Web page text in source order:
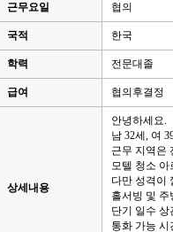
근무요일 협의
국적 한국
학력 전문대졸
급여 협의후결정
상세내용
안녕하세요.
남 32세, 여
근무 지역은
모텔 청소
다만 성격이
홀서빙 및
단기 일수 상
통화 가능 시